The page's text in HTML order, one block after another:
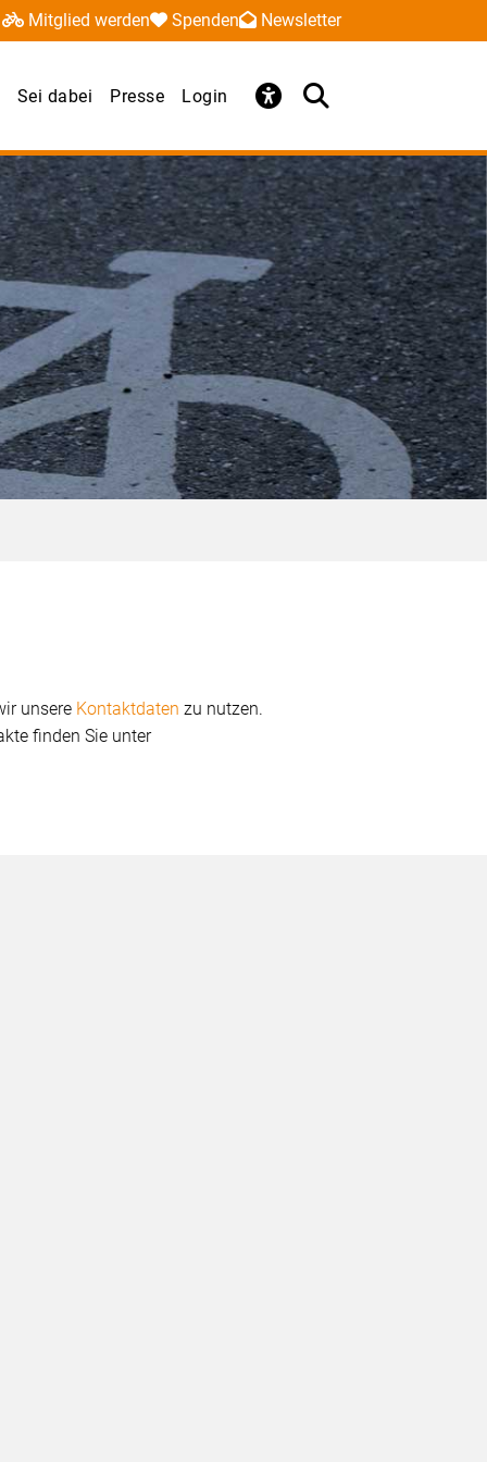
Mitglied werden Spenden Newsletter
Sei dabei Presse Login
unsere Kontaktdaten zu nutzen.
finden Sie unter